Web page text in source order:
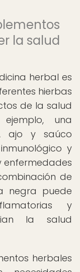
la salud
herbal es
hierbas
de la salud
una
ajo y saúco
y
enfermedades
de
negra puede
y
la salud
herbales